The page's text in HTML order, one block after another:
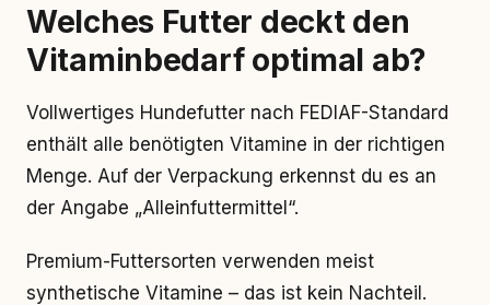
Welches Futter deckt den
Vitaminbedarf optimal ab?
Vollwertiges Hundefutter nach FEDIAF-Standard
enthält alle benötigten Vitamine in der richtigen
Menge. Auf der Verpackung erkennst du es an
der Angabe „Alleinfuttermittel“.
Premium-Futtersorten verwenden meist
synthetische Vitamine – das ist kein Nachteil.